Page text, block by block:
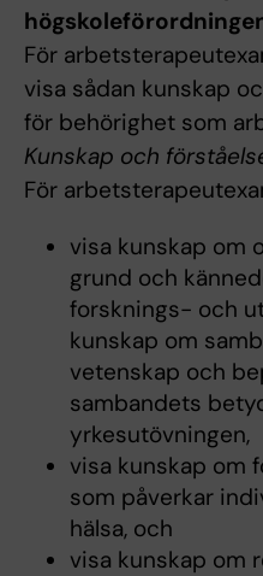
För
visa sådan kunskap
för behörighet som
Kunskap och
För
visa kunskap om
grund och
forsknings- och
kunskap om
vetenskap och
sambandets
yrkesutövningen,
visa kunskap om
som påverkar
hälsa, och
visa kunskap om